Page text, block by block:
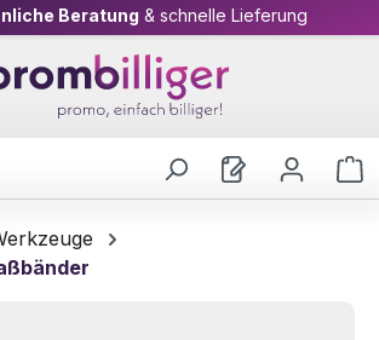
Konditionen auf alle Werbeartikel
Beratung & schnelle Lieferung